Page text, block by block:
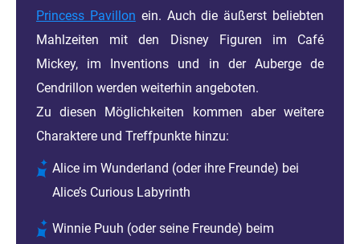
Princess Pavillon ein. Auch die äußerst beliebten
Mahlzeiten mit den Disney Figuren im Café
Mickey, im Inventions und in der Auberge de
Cendrillon werden weiterhin angeboten.
Zu diesen Möglichkeiten kommen aber weitere
Charaktere und Treffpunkte hinzu:
Alice im Wunderland (oder ihre Freunde) bei
Alice’s Curious Labyrinth
Winnie Puuh (oder seine Freunde) beim